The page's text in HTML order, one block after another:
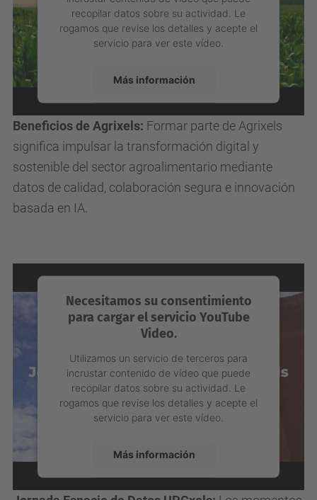
Espacio Multimedia
Necesitamos su consentimiento
para cargar el servicio YouTube
Video.
Utilizamos un servicio de terceros para
incrustar contenido de vídeo que puede
recopilar datos sobre su actividad. Le
rogamos que revise los detalles y acepte el
Aceptar
powered byUsercentrics Consent
Management Platform
Beneficios de Agrixels:
Formar parte de Agrixels
significa impulsar la transformación digital y
sostenible del sector agroalimentario mediante
basada en IA.
Necesitamos su consentimiento
para cargar el servicio YouTube
Video.